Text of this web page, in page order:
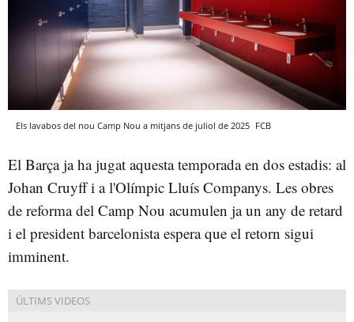
Els lavabos del nou Camp Nou a mitjans de juliol de 2025 FCB
El Barça ja ha jugat aquesta temporada en dos estadis: al
Johan Cruyff i a l'Olímpic Lluís Companys. Les obres
de reforma del Camp Nou acumulen ja un any de retard
i el president barcelonista espera que el retorn sigui
imminent.